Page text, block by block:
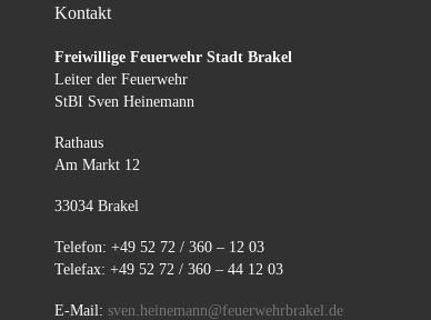
Kontakt
Freiwillige Feuerwehr Stadt Brakel
Leiter der Feuerwehr
StBI Sven Heinemann
Rathaus
Am Markt 12
33034 Brakel
Telefon: +49 52 72 / 360 – 12 03
Telefax: +49 52 72 / 360 – 44 12 03
E-Mail: sven.heinemann@feuerwehrbrakel.de